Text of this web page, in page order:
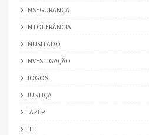
INSEGURANÇA
INTOLERÂNCIA
INUSITADO
INVESTIGAÇÃO
JOGOS
JUSTIÇA
LAZER
LEI